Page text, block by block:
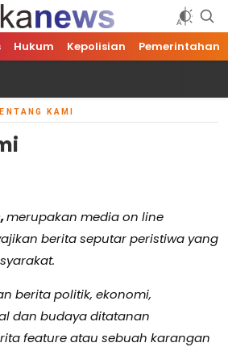
Hukum Kepolisian Pemerintahan
KAMI
merupakan media on line
berita seputar peristiwa yang
berita politik, ekonomi,
dan budaya ditatanan
feature atau sebuah karangan